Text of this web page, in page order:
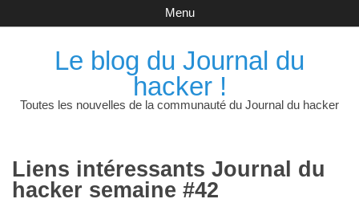
Le blog du Journal du
hacker !
Toutes les nouvelles de la communauté du Journal du hacker
Menu
Liens intéressants Journal du
hacker semaine #42